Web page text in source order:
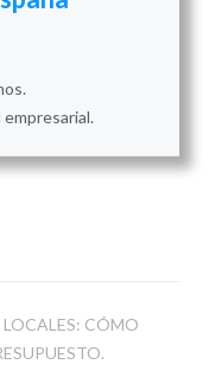
LOCALES: CÓMO